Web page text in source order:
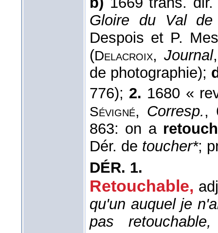
Gloire du Val de
Despois et P.
(Delacroix, Journal
de photographie);
776); 2. 1680 «
Sévigné, Corresp.,
863: on a
Dér. de toucher*;
DÉR. 1.
Retouchable,
qu'un auquel je
pas